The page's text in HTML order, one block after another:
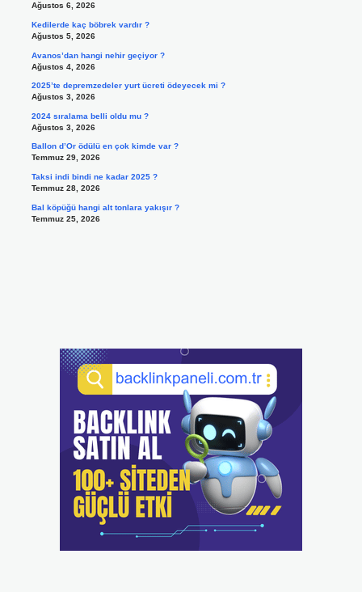
Ağustos 6, 2026
Kedilerde kaç böbrek vardır ?
Ağustos 5, 2026
Avanos’dan hangi nehir geçiyor ?
Ağustos 4, 2026
2025’te depremzedeler yurt ücreti ödeyecek mi ?
Ağustos 3, 2026
2024 sıralama belli oldu mu ?
Ağustos 3, 2026
Ballon d’Or ödülü en çok kimde var ?
Temmuz 29, 2026
Taksi indi bindi ne kadar 2025 ?
Temmuz 28, 2026
Bal köpüğü hangi alt tonlara yakışır ?
Temmuz 25, 2026